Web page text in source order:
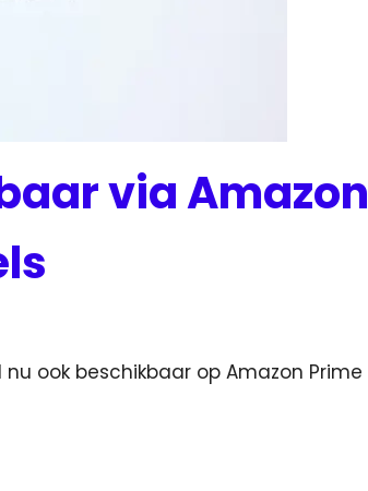
via Amazon
ook beschikbaar op Amazon Prime